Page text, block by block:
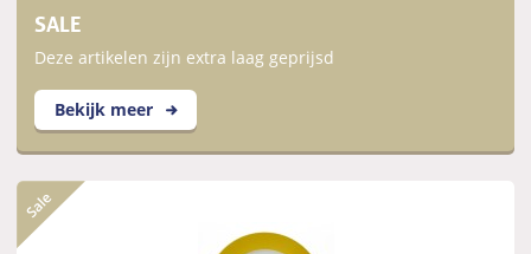
SALE
Deze artikelen zijn extra laag geprijsd
Bekijk meer